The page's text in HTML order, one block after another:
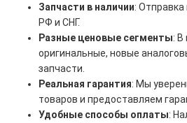
Запчасти в наличии: Отправка
РФ и СНГ.
Разные ценовые сегменты: В
оригинальные, новые
запчасти.
Реальная гарантия: Мы
товаров и предоставляем
Удобные способы оплаты: